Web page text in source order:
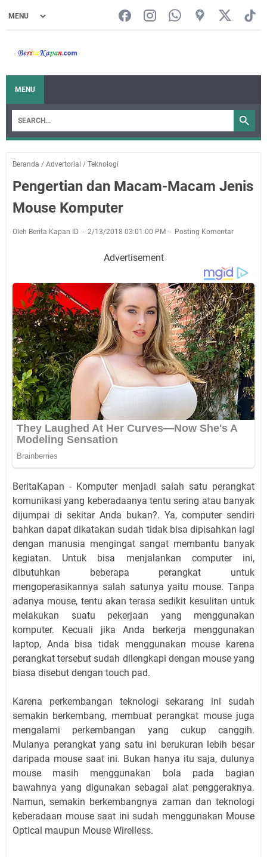
MENU
Beranda / Advertorial / Teknologi
Pengertian dan Macam-Macam Jenis
Mouse Komputer
Oleh Berita Kapan ID 2/13/2018 03:01:00 PM Posting Komentar
Advertisement
BeritaKapan - Komputer menjadi salah satu perangkat
komunikasi yang keberadaanya tentu sering atau banyak
dijumpai di sekitar Anda bukan?. Ya, computer sendiri
bahkan dapat dikatakan sudah tidak bisa dipisahkan lagi
dengan manusia mengingat sangat membantu banyak
kegiatan. Untuk bisa menjalankan computer ini,
dibutuhkan beberapa perangkat untuk
mengoperasikannya salah satunya yaitu mouse. Tanpa
adanya mouse, tentu akan terasa sedikit kesulitan untuk
melakukan suatu pekerjaan yang menggunakan
komputer. Kecuali jika Anda berkerja menggunakan
laptop, Anda bisa tidak menggunakan mouse karena
perangkat tersebut sudah dilengkapi dengan mouse yang
biasa disebut dengan touch pad.
Karena perkembangan teknologi sekarang ini sudah
semakin berkembang, membuat perangkat mouse juga
mengalami perkembangan yang cukup canggih.
Mulanya perangkat yang satu ini berukuran lebih besar
daripada mouse saat ini. Bukan hanya itu saja, dulunya
mouse masih menggunakan bola pada bagian
bawahnya yang digunakan sebagai alat penggeraknya.
Namun, semakin berkembangnya zaman dan teknologi
keberadaan mouse saat ini sudah menggunakan Mouse
Optical maupun Mouse Wirelless.